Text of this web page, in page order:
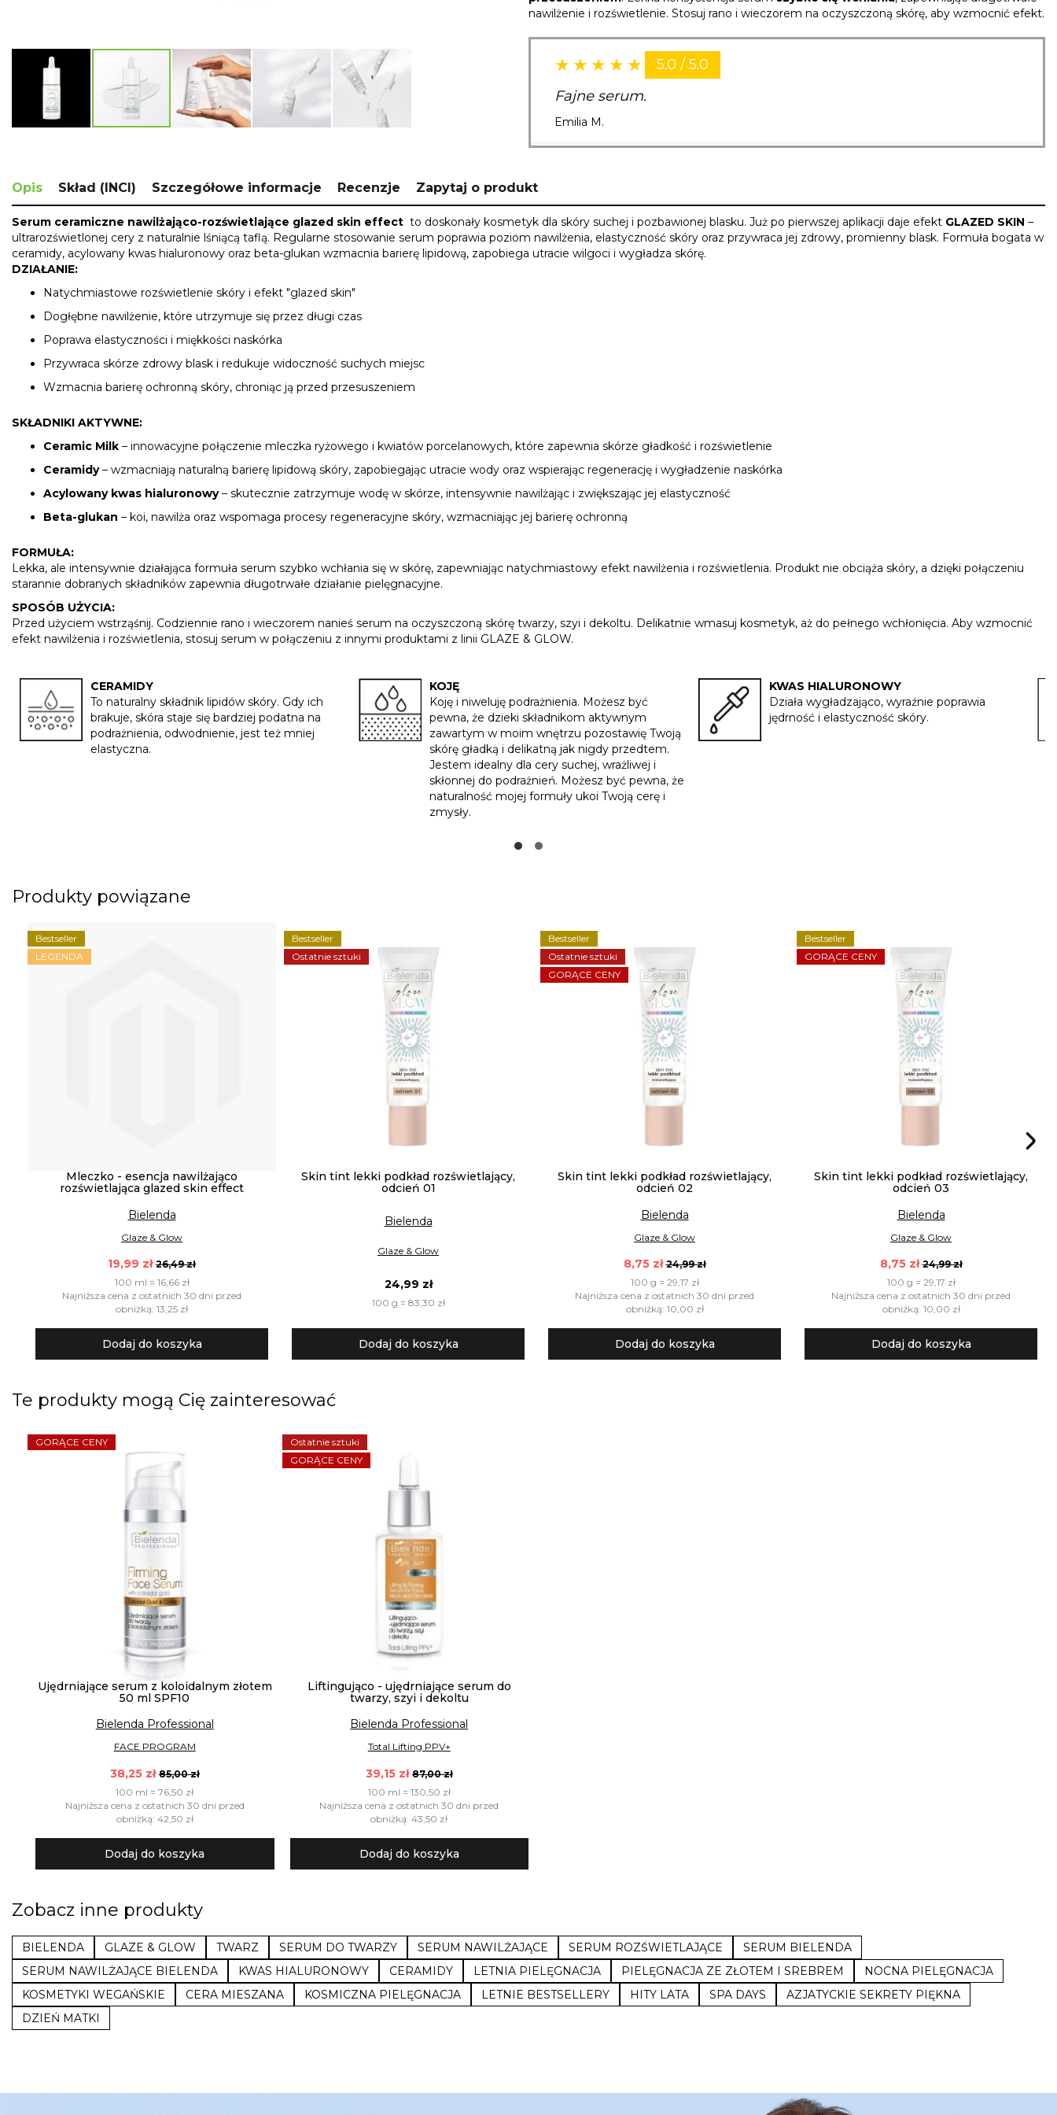
beginning
the
images
gallery
nawilżenie i rozświetlenie. Stosuj rano i wieczorem na oczyszczoną skórę, aby wzmocnić efekt.
5.0 / 5.0
Fajne serum.
Emilia M.
Opis Skład (INCI) Szczegółowe informacje Recenzje Zapytaj o produkt
Serum ceramiczne nawilżająco-rozświetlające glazed skin effect to doskonały kosmetyk dla skóry suchej i pozbawionej blasku. Już po pierwszej aplikacji daje efekt GLAZED SKIN –
ultrarozświetlonej cery z naturalnie lśniącą taflą. Regularne stosowanie serum poprawia poziom nawilżenia, elastyczność skóry oraz przywraca jej zdrowy, promienny blask. Formuła bogata w
ceramidy, acylowany kwas hialuronowy oraz beta-glukan wzmacnia barierę lipidową, zapobiega utracie wilgoci i wygładza skórę.
DZIAŁANIE:
Natychmiastowe rozświetlenie skóry i efekt "glazed skin"
Dogłębne nawilżenie, które utrzymuje się przez długi czas
Poprawa elastyczności i miękkości naskórka
Przywraca skórze zdrowy blask i redukuje widoczność suchych miejsc
Wzmacnia barierę ochronną skóry, chroniąc ją przed przesuszeniem
SKŁADNIKI AKTYWNE:
Ceramic Milk – innowacyjne połączenie mleczka ryżowego i kwiatów porcelanowych, które zapewnia skórze gładkość i rozświetlenie
Ceramidy– wzmacniają naturalną barierę lipidową skóry, zapobiegając utracie wody oraz wspierając regenerację i wygładzenie naskórka
Acylowany kwas hialuronowy– skutecznie zatrzymuje wodę w skórze, intensywnie nawilżając i zwiększając jej elastyczność
Beta-glukan – koi, nawilża oraz wspomaga procesy regeneracyjne skóry, wzmacniając jej barierę ochronną
FORMUŁA:
Lekka, ale intensywnie działająca formuła serum szybko wchłania się w skórę, zapewniając natychmiastowy efekt nawilżenia i rozświetlenia. Produkt nie obciąża skóry, a dzięki połączeniu
starannie dobranych składników zapewnia długotrwałe działanie pielęgnacyjne.
SPOSÓB UŻYCIA:
Przed użyciem wstrząśnij. Codziennie rano i wieczorem nanieś serum na oczyszczoną skórę twarzy, szyi i dekoltu. Delikatnie wmasuj kosmetyk, aż do pełnego wchłonięcia. Aby wzmocnić
efekt nawilżenia i rozświetlenia, stosuj serum w połączeniu z innymi produktami z linii GLAZE & GLOW.
CERAMIDY
To naturalny składnik lipidów skóry. Gdy ich
brakuje, skóra staje się bardziej podatna na
podrażnienia, odwodnienie, jest też mniej
elastyczna.
KOJĘ
Koję i niweluję podrażnienia. Możesz być
pewna, że dzieki składnikom aktywnym
zawartym w moim wnętrzu pozostawię Twoją
skórę gładką i delikatną jak nigdy przedtem.
Jestem idealny dla cery suchej, wrażliwej i
skłonnej do podrażnień. Możesz być pewna, że
naturalność mojej formuły ukoi Twoją cerę i
zmysły.
KWAS HIALURONOWY
Działa wygładzająco, wyraźnie poprawia
jędrność i elastyczność skóry.
Produkty powiązane
Bestseller
LEGENDA
Mleczko - esencja nawilżająco
rozświetlająca glazed skin effect
Bielenda
Glaze & Glow
19,99 zł 26,49 zł
100 ml = 16,66 zł
Najniższa cena z ostatnich 30 dni przed
obniżką: 13,25 zł
Dodaj do koszyka
Bestseller
Ostatnie sztuki
Skin tint lekki podkład rozświetlający,
odcień 01
Bielenda
Glaze & Glow
24,99 zł
100 g = 83,30 zł
Dodaj do koszyka
Bestseller
Ostatnie sztuki
GORĄCE CENY
Skin tint lekki podkład rozświetlający,
odcień 02
Bielenda
Glaze & Glow
8,75 zł 24,99 zł
100 g = 29,17 zł
Najniższa cena z ostatnich 30 dni przed
obniżką: 10,00 zł
Dodaj do koszyka
Bestseller
GORĄCE CENY
Skin tint lekki podkład rozświetlający,
odcień 03
Bielenda
Glaze & Glow
8,75 zł 24,99 zł
100 g = 29,17 zł
Najniższa cena z ostatnich 30 dni przed
obniżką: 10,00 zł
Dodaj do koszyka
Te produkty mogą Cię zainteresować
GORĄCE CENY
Ujędrniające serum z koloidalnym złotem
50 ml SPF10
Bielenda Professional
FACE PROGRAM
38,25 zł 85,00 zł
100 ml = 76,50 zł
Najniższa cena z ostatnich 30 dni przed
obniżką: 42,50 zł
Dodaj do koszyka
Ostatnie sztuki
GORĄCE CENY
Liftingująco - ujędrniające serum do
twarzy, szyi i dekoltu
Bielenda Professional
Total Lifting PPV+
39,15 zł 87,00 zł
100 ml = 130,50 zł
Najniższa cena z ostatnich 30 dni przed
obniżką: 43,50 zł
Dodaj do koszyka
Zobacz inne produkty
BIELENDA GLAZE & GLOW TWARZ SERUM DO TWARZY SERUM NAWILŻAJĄCE SERUM ROZŚWIETLAJĄCE
SERUM BIELENDA
SERUM NAWILŻAJĄCE BIELENDA
KWAS HIALURONOWY CERAMIDY LETNIA PIELĘGNACJA PIELĘGNACJA ZE ZŁOTEM I SREBREM
NOCNA PIELĘGNACJA
KOSMETYKI WEGAŃSKIE
CERA MIESZANA KOSMICZNA PIELĘGNACJA LETNIE BESTSELLERY HITY LATA SPA DAYS
AZJATYCKIE SEKRETY PIĘKNA
DZIEŃ MATKI